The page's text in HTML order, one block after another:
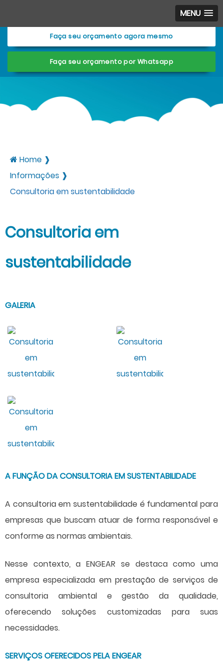
MENU
Entre em contato com um de nossos especialistas!
Faça seu orçamento agora mesmo
Faça seu orçamento por Whatsapp
Home ❱
Informações ❱
Consultoria em sustentabilidade
Consultoria em
sustentabilidade
GALERIA
A FUNÇÃO DA CONSULTORIA EM SUSTENTABILIDADE
A consultoria em sustentabilidade é fundamental para
empresas que buscam atuar de forma responsável e
conforme as normas ambientais.
Nesse contexto, a ENGEAR se destaca como uma
empresa especializada em prestação de serviços de
consultoria ambiental e gestão da qualidade,
oferecendo soluções customizadas para suas
necessidades.
SERVIÇOS OFERECIDOS PELA ENGEAR